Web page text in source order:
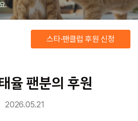
.
스타·팬클럽 후원 신청
율 팬분의 후원
2026.05.21